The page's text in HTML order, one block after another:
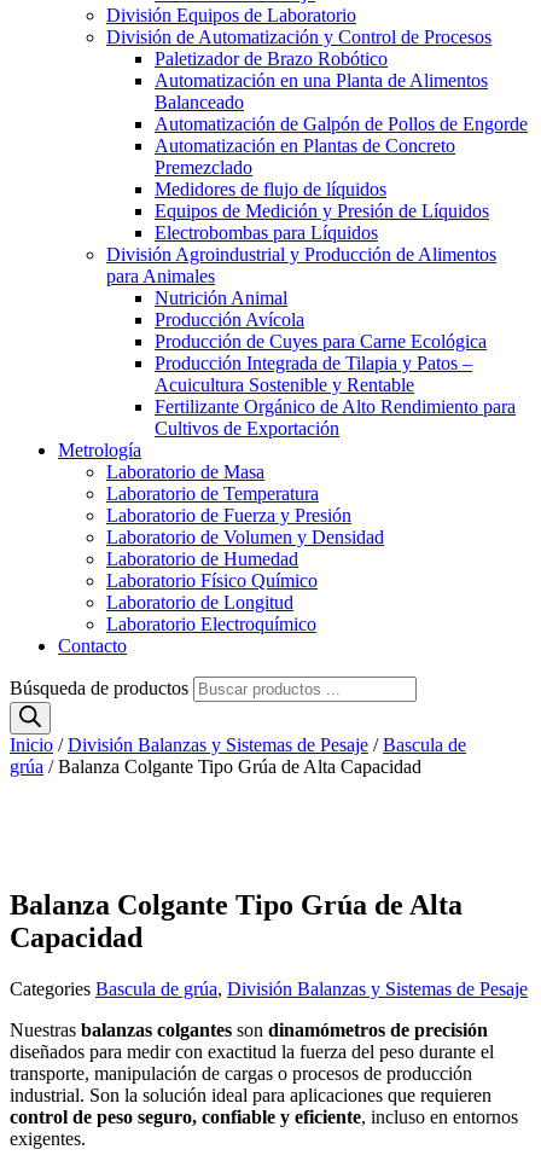
División Equipos de Laboratorio
División de Automatización y Control de Procesos
Paletizador de Brazo Robótico
Automatización en una Planta de Alimentos
Balanceado
Automatización de Galpón de Pollos de Engorde
Automatización en Plantas de Concreto
Premezclado
Medidores de flujo de líquidos
Equipos de Medición y Presión de Líquidos
Electrobombas para Líquidos
División Agroindustrial y Producción de Alimentos
para Animales
Nutrición Animal
Producción Avícola
Producción de Cuyes para Carne Ecológica
Producción Integrada de Tilapia y Patos –
Acuicultura Sostenible y Rentable
Fertilizante Orgánico de Alto Rendimiento para
Cultivos de Exportación
Metrología
Laboratorio de Masa
Laboratorio de Temperatura
Laboratorio de Fuerza y Presión
Laboratorio de Volumen y Densidad
Laboratorio de Humedad
Laboratorio Físico Químico
Laboratorio de Longitud
Laboratorio Electroquímico
Contacto
Búsqueda de productos
Inicio /División Balanzas y Sistemas de Pesaje /Bascula de
grúa / Balanza Colgante Tipo Grúa de Alta Capacidad
Balanza Colgante Tipo Grúa de Alta
Capacidad
Categories Bascula de grúa, División Balanzas y Sistemas de Pesaje
Nuestras balanzas colgantes son dinamómetros de precisión
diseñados para medir con exactitud la fuerza del peso durante el
transporte, manipulación de cargas o procesos de producción
industrial. Son la solución ideal para aplicaciones que requieren
control de peso seguro, confiable y eficiente, incluso en entornos
exigentes.